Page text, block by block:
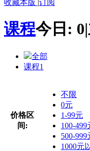
收藏本版 |订阅
课程今日: 0|
全部
课程1
价格区
间:
不限
0元
1-99元
100-499
500-999
1000元